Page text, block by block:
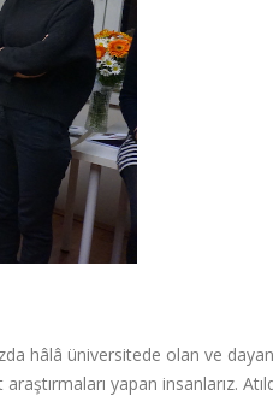
hâlâ üniversitede olan ve
yapan insanlarız.